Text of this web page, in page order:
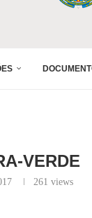
VERDE
261 views